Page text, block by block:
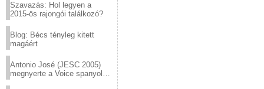
Szavazás: Hol legyen a
2015-ös rajongói találkozó?
Blog: Bécs tényleg kitett
magáért
Antonio José (JESC 2005)
megnyerte a Voice spanyol